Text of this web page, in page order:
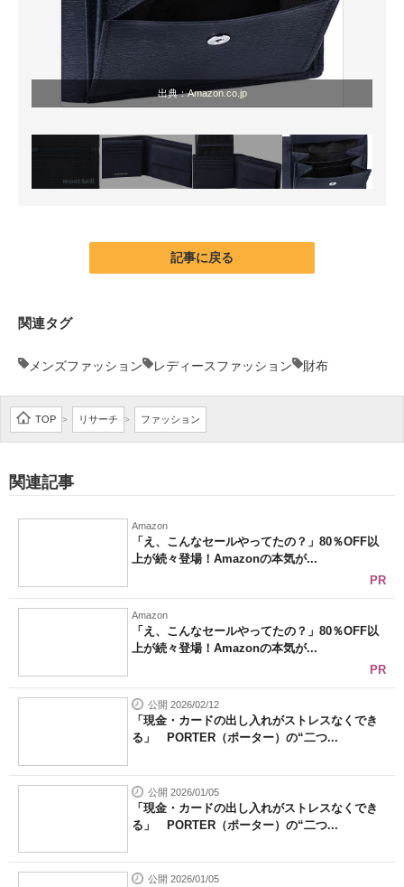
出典：Amazon.co.jp
記事に戻る
関連タグ
メンズファッション レディースファッション 財布
TOP > リサーチ > ファッション
関連記事
Amazon
「え、こんなセールやってたの？」80％OFF以
上が続々登場！Amazonの本気が...
PR
Amazon
「え、こんなセールやってたの？」80％OFF以
上が続々登場！Amazonの本気が...
PR
公開 2026/02/12
「現金・カードの出し入れがストレスなくでき
る」 PORTER（ポーター）の“二つ...
公開 2026/01/05
「現金・カードの出し入れがストレスなくでき
る」 PORTER（ポーター）の“二つ...
公開 2026/01/05